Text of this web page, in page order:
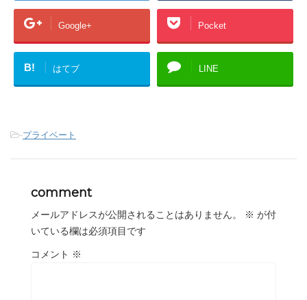
Google+ Pocket
B! はてブ LINE
-プライベート
comment
メールアドレスが公開されることはありません。 ※ が付
いている欄は必須項目です
コメント ※